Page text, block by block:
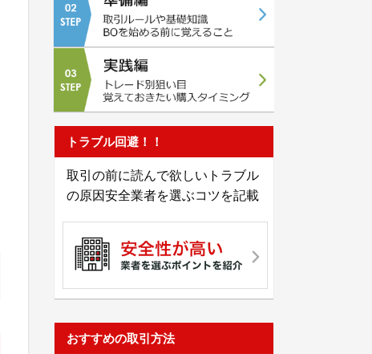
トラブル回避！！
取引の前に読んで欲しいトラブル
の原因安全業者を選ぶコツを記載
おすすめの取引方法